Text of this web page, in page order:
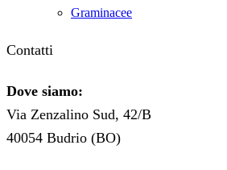
Graminacee
Contatti
Dove siamo:
Via Zenzalino Sud, 42/B
40054 Budrio (BO)